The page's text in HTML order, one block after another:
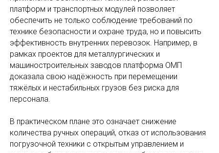
платформ и транспортных модулей позволяет
обеспечить не только соблюдение требований по
технике безопасности и охране труда, но и повысить
эффективность внутренних перевозок. Например, в
рамках проектов для металлургических и
машиностроительных заводов платформа ОМП
доказала свою надёжность при перемещении
тяжёлых и нестабильных грузов без риска для
персонала.
В практическом плане это означает снижение
количества ручных операций, отказ от использования
погрузочной техники с открытым управлением и